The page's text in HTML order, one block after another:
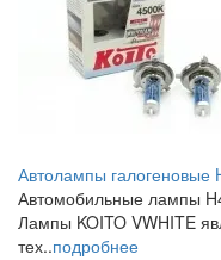
Автолампы галогеновые
Автомобильные лампы
Лампы KOITO VWHITE
тех..подробнее